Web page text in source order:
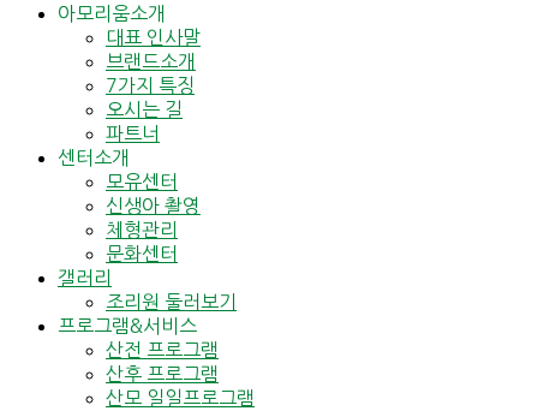
아모리움소개
대표 인사말
브랜드소개
7가지 특징
오시는 길
파트너
센터소개
모유센터
신생아 촬영
체형관리
문화센터
갤러리
조리원 둘러보기
프로그램&서비스
산전 프로그램
산후 프로그램
산모 일일프로그램